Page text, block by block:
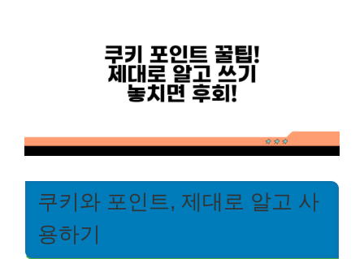
쿠키와 포인트, 제대로 알고 사
용하기